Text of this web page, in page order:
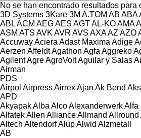
No se han encontrado resultados para
3D Systems 3Kare 3M A.TOM AB ABA
ABLACM AEGAES AGTAL-KOAMA
ASM ATS AVK AVR AVS AXAAZ AZO
AccuwayAciera Adast Maxima Adige
Aerzen AffeldtAgathon Agfa Aggreko
AgilentAgreAgroVoltAguilar y Salas
Airman
PDS
Airpol AirpressAirrexAjan Ak Bend
APD
AkyapakAlba AlcoAlexanderwerkAlfa
AlfatekAllen AllianceAllmand Allround
Altech AltendorfAlupAlwid Alzmetall
AB